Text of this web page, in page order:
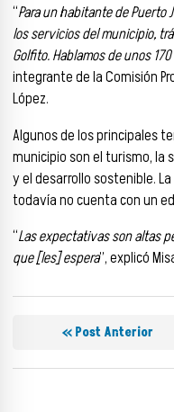
“Para un habitante de Puerto
los servicios del municipio,
Golfito. Hablamos de unos
integrante de la Comisión
López.
Algunos de los principales
municipio son el turismo, la
y el desarrollo sostenible.
todavía no cuenta con un
“Las expectativas son altas
que [les] espera”, explicó
« Post Anterior